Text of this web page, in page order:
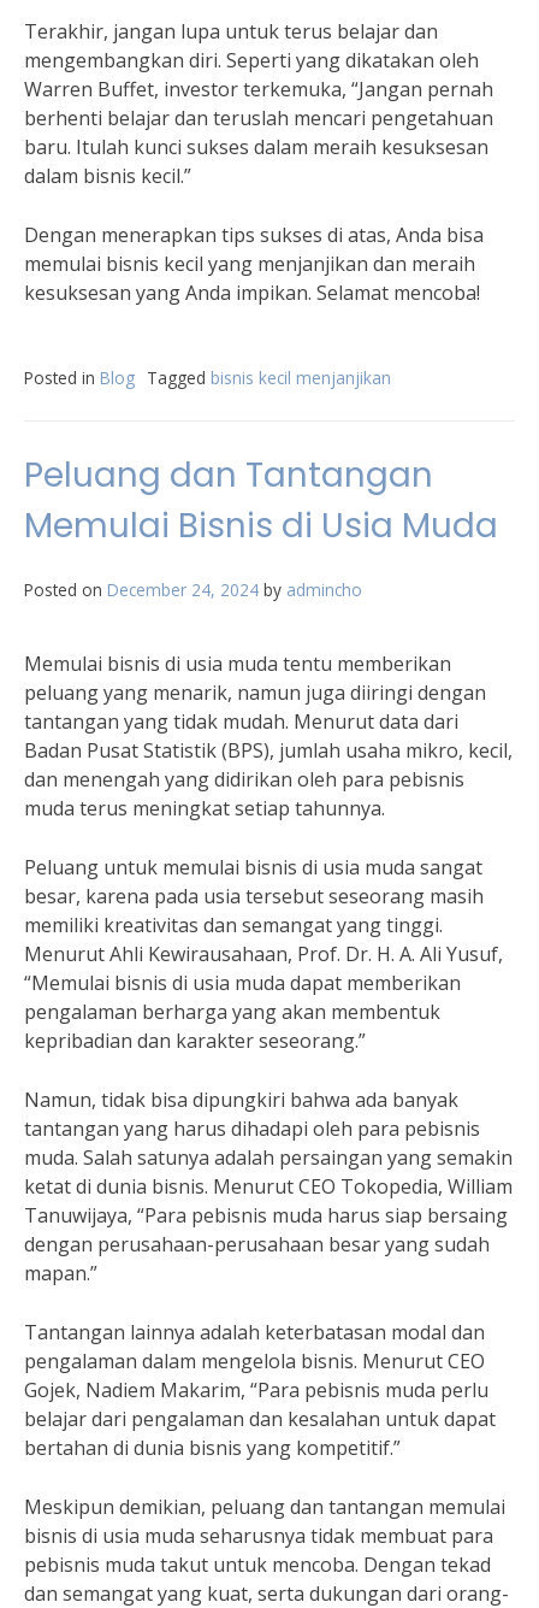
Terakhir, jangan lupa untuk terus belajar dan
mengembangkan diri. Seperti yang dikatakan oleh
Warren Buffet, investor terkemuka, “Jangan pernah
berhenti belajar dan teruslah mencari pengetahuan
baru. Itulah kunci sukses dalam meraih kesuksesan
dalam bisnis kecil.”
Dengan menerapkan tips sukses di atas, Anda bisa
memulai bisnis kecil yang menjanjikan dan meraih
kesuksesan yang Anda impikan. Selamat mencoba!
Posted in Blog Tagged bisnis kecil menjanjikan
Peluang dan Tantangan
Memulai Bisnis di Usia Muda
Posted on December 24, 2024 by admincho
Memulai bisnis di usia muda tentu memberikan
peluang yang menarik, namun juga diiringi dengan
tantangan yang tidak mudah. Menurut data dari
Badan Pusat Statistik (BPS), jumlah usaha mikro, kecil,
dan menengah yang didirikan oleh para pebisnis
muda terus meningkat setiap tahunnya.
Peluang untuk memulai bisnis di usia muda sangat
besar, karena pada usia tersebut seseorang masih
memiliki kreativitas dan semangat yang tinggi.
Menurut Ahli Kewirausahaan, Prof. Dr. H. A. Ali Yusuf,
“Memulai bisnis di usia muda dapat memberikan
pengalaman berharga yang akan membentuk
kepribadian dan karakter seseorang.”
Namun, tidak bisa dipungkiri bahwa ada banyak
tantangan yang harus dihadapi oleh para pebisnis
muda. Salah satunya adalah persaingan yang semakin
ketat di dunia bisnis. Menurut CEO Tokopedia, William
Tanuwijaya, “Para pebisnis muda harus siap bersaing
dengan perusahaan-perusahaan besar yang sudah
mapan.”
Tantangan lainnya adalah keterbatasan modal dan
pengalaman dalam mengelola bisnis. Menurut CEO
Gojek, Nadiem Makarim, “Para pebisnis muda perlu
belajar dari pengalaman dan kesalahan untuk dapat
bertahan di dunia bisnis yang kompetitif.”
Meskipun demikian, peluang dan tantangan memulai
bisnis di usia muda seharusnya tidak membuat para
pebisnis muda takut untuk mencoba. Dengan tekad
dan semangat yang kuat, serta dukungan dari orang-